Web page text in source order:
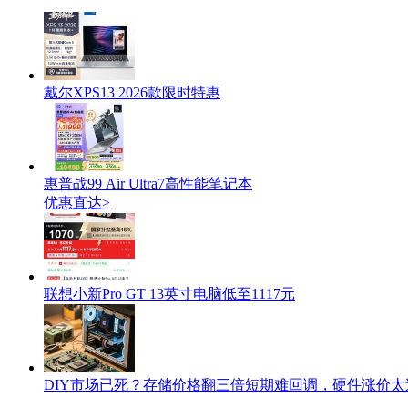
戴尔XPS13 2026款限时特惠
惠普战99 Air Ultra7高性能笔记本
优惠直达>
联想小新Pro GT 13英寸电脑低至1117元
DIY市场已死？存储价格翻三倍短期难回调，硬件涨价